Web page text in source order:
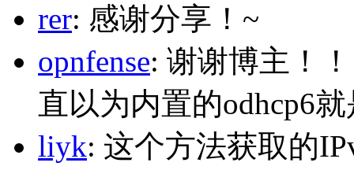
rer: 感谢分享！~
opnfense: 谢谢博主！
直以为内置的odhcp6
liyk: 这个方法获取的